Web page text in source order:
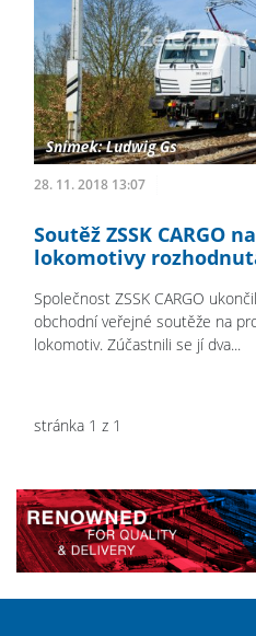
28. 11. 2018 13:07
Soutěž ZSSK CARGO
lokomotivy
Společnost ZSSK CARGO
obchodní veřejné soutěže na
lokomotiv. Zúčastnili se jí dva...
stránka 1 z 1